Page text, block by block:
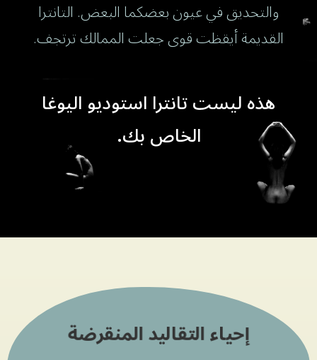
والتحديق في عيون بعضكما البعض. التانترا
القديمة أيقظت قوى جعلت الممالك ترتجف.
هذه ليست تانترا استوديو اليوغا
الخاص بك.
إحياء التقاليد المنقرضة